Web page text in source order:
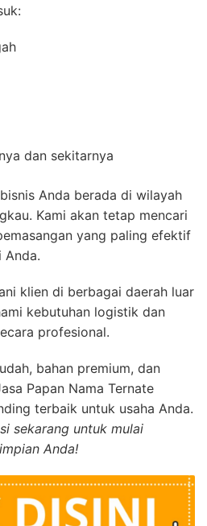
dan sekitarnya
Anda berada di wilayah
Kami akan tetap mencari
yang paling efektif
Anda.
klien di berbagai daerah luar
kebutuhan logistik dan
profesional.
bahan premium, dan
Papan Nama Ternate
terbaik untuk usaha Anda.
sekarang untuk mulai
Anda!